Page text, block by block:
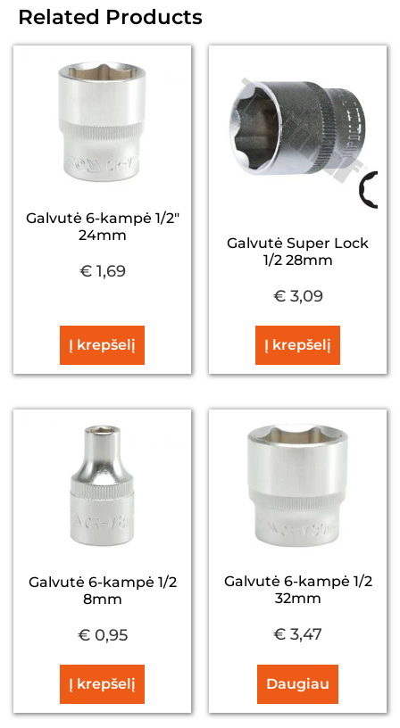
Related Products
Galvutė 6-kampė 1/2″
24mm
€1,69
Į krepšelį
Galvutė Super Lock
1/2 28mm
€3,09
Į krepšelį
Galvutė 6-kampė 1/2
8mm
€0,95
Į krepšelį
Galvutė 6-kampė 1/2
32mm
€ 3,47
Daugiau